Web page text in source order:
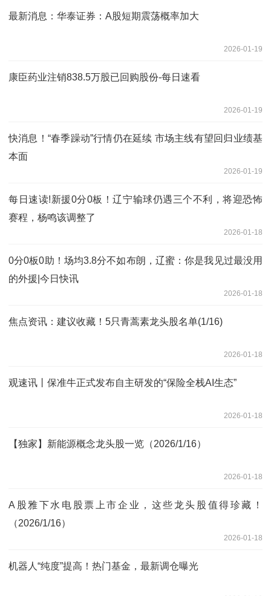
最新消息：华泰证券：A股短期震荡概率加大
2026-01-19
康臣药业注销838.5万股已回购股份-每日速看
2026-01-19
快消息！“春季躁动”行情仍在延续 市场主线有望回归业绩基
本面
2026-01-19
每日速读!新援0分0板！辽宁输球仍遇三个不利，将迎恐怖
赛程，杨鸣该调整了
2026-01-18
0分0板0助！场均3.8分不如布朗，辽蜜：你是我见过最没用
的外援|今日快讯
2026-01-18
焦点资讯：建议收藏！5只青蒿素龙头股名单(1/16)
2026-01-18
观速讯丨保准牛正式发布自主研发的“保险全栈AI生态”
2026-01-18
【独家】新能源概念龙头股一览（2026/1/16）
2026-01-18
A股雅下水电股票上市企业，这些龙头股值得珍藏！
（2026/1/16）
2026-01-18
机器人“纯度”提高！热门基金，最新调仓曝光